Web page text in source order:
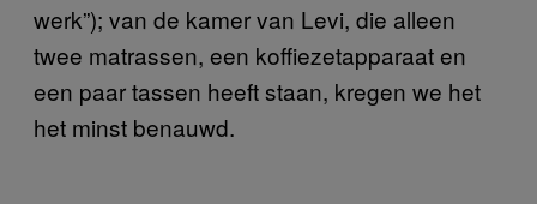
werk”); van de kamer van Levi, die alleen
twee matrassen, een koffiezetapparaat en
een paar tassen heeft staan, kregen we het
het minst benauwd.